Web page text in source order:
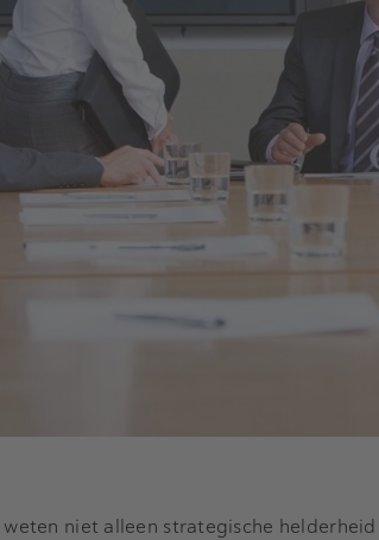
weten niet alleen strategische